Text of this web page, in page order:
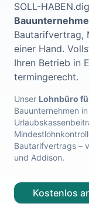
SOLL-
Bautarifvertrag,
einer Hand.
Ihren Betrieb in
termingerecht.
Unser Lohnbüro
Bauunternehmen in
Bautarifvertrags –
und Addison.
Kostenlos
Lohnabrechnung
Lohnabrechnung
Lohnabrechnung
Lohnabrechnung
Lohnabrechnung
Lohnabrechnung
Lohnabrechnung
Lohnabrechnung
Lohnabrechnung
Lohnabrechnung
Lohnabrechnung
Lohnabrechnung
Lohnabrechnung